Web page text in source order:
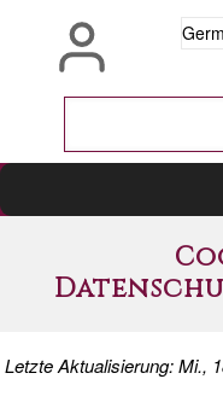
navigation
Letzte Aktualisierung: Mi.,